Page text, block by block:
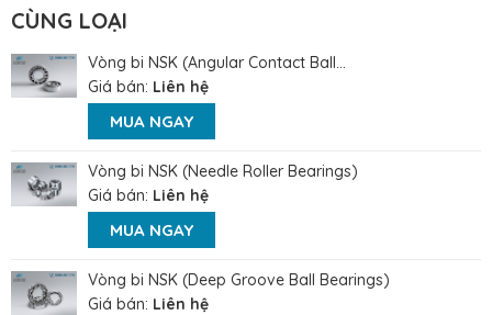
CÙNG LOẠI
Vòng bi NSK (Angular Contact Ball...
Giá bán: Liên hệ
MUA NGAY
Vòng bi NSK (Needle Roller Bearings)
Giá bán: Liên hệ
MUA NGAY
Vòng bi NSK (Deep Groove Ball Bearings)
Giá bán: Liên hệ